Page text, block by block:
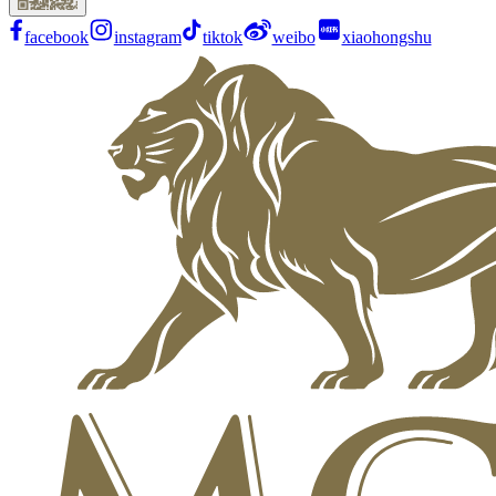
facebook instagram tiktok weibo xiaohongshu